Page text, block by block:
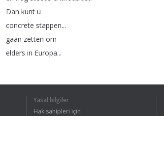
Dan kunt u
concrete stappen...
gaan zetten om
elders in Europa...
uw CV
Yasal bilgiler
Hak sahipleri için